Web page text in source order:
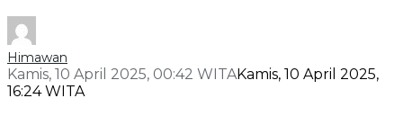
Himawan
Kamis, 10 April 2025, 00:42 WITAKamis, 10 April 2025,
16:24 WITA